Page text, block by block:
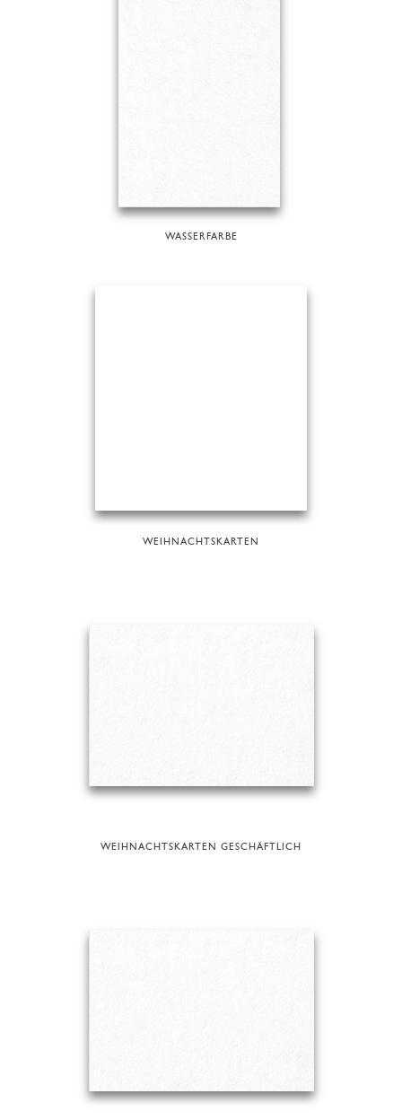
WASSERFARBE
WEIHNACHTSKARTEN
WEIHNACHTSKARTEN GESCHÄFTLICH